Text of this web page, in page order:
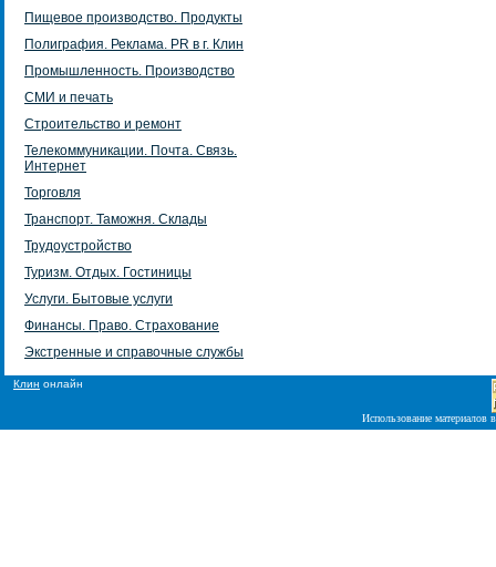
Пищевое производство. Продукты
Полиграфия. Реклама. PR в г. Клин
Промышленность. Производство
СМИ и печать
Строительство и ремонт
Телекоммуникации. Почта. Связь.
Интернет
Торговля
Транспорт. Таможня. Склады
Трудоустройство
Туризм. Отдых. Гостиницы
Услуги. Бытовые услуги
Финансы. Право. Страхование
Экстренные и справочные службы
Клин онлайн
Использование материалов